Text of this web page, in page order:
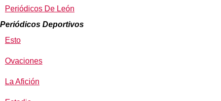
Periódicos De León
Periódicos Deportivos
Esto
Ovaciones
La Afición